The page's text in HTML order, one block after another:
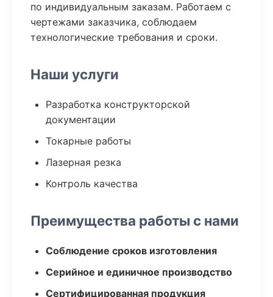
по индивидуальным заказам. Работаем с
чертежами заказчика, соблюдаем
технологические требования и сроки.
Наши услуги
Разработка конструкторской
документации
Токарные работы
Лазерная резка
Контроль качества
Преимущества работы с нами
Соблюдение сроков изготовления
Серийное и единичное производство
Сертифицированная продукция